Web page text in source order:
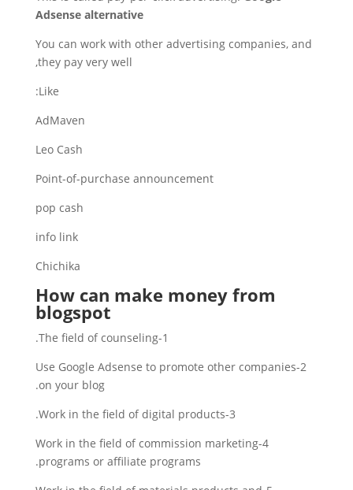
Adsense alternative
You can work with other advertising companies, and
they pay very well,
Like:
AdMaven
Leo Cash
Point-of-purchase announcement
pop cash
info link
Chichika
How can make money from
blogspot
1-The field of counseling.
2-Use Google Adsense to promote other companies
on your blog.
3-Work in the field of digital products.
4-Work in the field of commission marketing
programs or affiliate programs.